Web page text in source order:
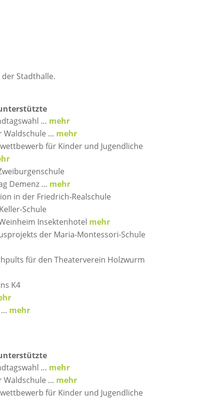
Stadthalle.
… mehr
Waldschule … mehr
für Kinder und Jugendliche
Demenz … mehr
in der Friedrich-Realschule
Schule
Insektenhotel mehr
der Maria-Montessori-Schule
für den Theaterverein Holzwurm
K4
… mehr
… mehr
Waldschule … mehr
für Kinder und Jugendliche